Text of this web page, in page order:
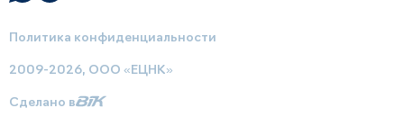
Политика конфиденциальности
2009-2026, ООО «ЕЦНК»
Сделано в